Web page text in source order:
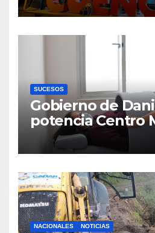
agua
SUCESOS
Gobierno de
potencia Centro
Infantil y
Cuenca con
NACIONALES NOTICIAS